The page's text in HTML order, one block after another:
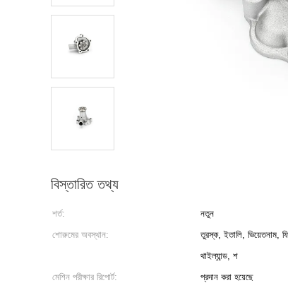
বিস্তারিত তথ্য
শর্ত: নতুন
শোরুমের অবস্থান:
তুরস্ক, ইতালি, ভিয়েতনাম,
থাইল্যান্ড, শ
মেশিন পরীক্ষার রিপোর্ট: প্রদান করা হয়েছে